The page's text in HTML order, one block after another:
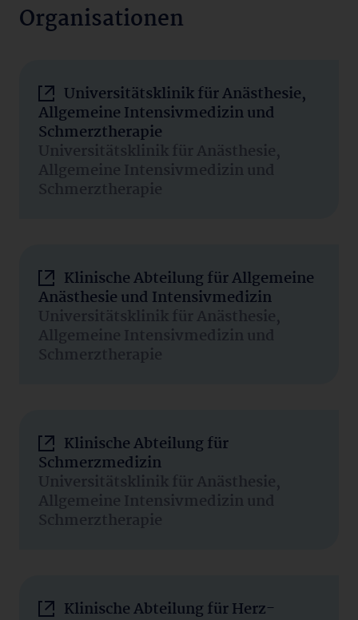
Organisationen
Universitätsklinik für Anästhesie,
Allgemeine Intensivmedizin und
Schmerztherapie
Universitätsklinik für Anästhesie,
Allgemeine Intensivmedizin und
Schmerztherapie
Klinische Abteilung für Allgemeine
Anästhesie und Intensivmedizin
Universitätsklinik für Anästhesie,
Allgemeine Intensivmedizin und
Schmerztherapie
Klinische Abteilung für
Schmerzmedizin
Universitätsklinik für Anästhesie,
Allgemeine Intensivmedizin und
Schmerztherapie
Klinische Abteilung für Herz-